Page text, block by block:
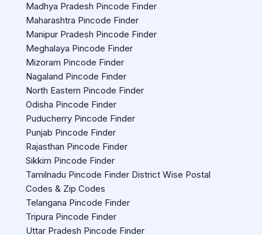
Madhya Pradesh Pincode Finder
Maharashtra Pincode Finder
Manipur Pradesh Pincode Finder
Meghalaya Pincode Finder
Mizoram Pincode Finder
Nagaland Pincode Finder
North Eastern Pincode Finder
Odisha Pincode Finder
Puducherry Pincode Finder
Punjab Pincode Finder
Rajasthan Pincode Finder
Sikkim Pincode Finder
Tamilnadu Pincode Finder District Wise Postal
Codes & Zip Codes
Telangana Pincode Finder
Tripura Pincode Finder
Uttar Pradesh Pincode Finder